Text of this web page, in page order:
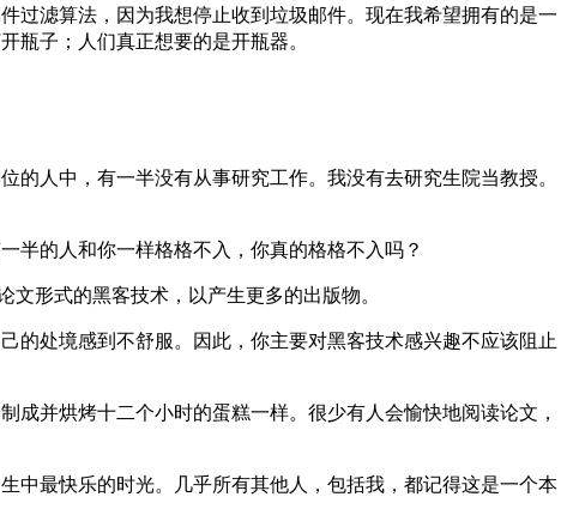
过滤算法，因为我想停止收到垃圾邮件。现在我希望拥有的是一
瓶子；人们真正想要的是开瓶器。
人中，有一半没有从事研究工作。我没有去研究生院当教授。
半的人和你一样格格不入，你真的格格不入吗？
形式的黑客技术，以产生更多的出版物。
的处境感到不舒服。因此，你主要对黑客技术感兴趣不应该阻止
并烘烤十二个小时的蛋糕一样。很少有人会愉快地阅读论文，
中最快乐的时光。几乎所有其他人，包括我，都记得这是一个本